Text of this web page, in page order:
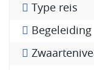
Type reis
Begeleiding